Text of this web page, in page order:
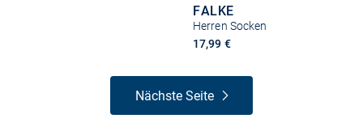
FALKE
Herren Socken
17,99 €
Nächste Seite